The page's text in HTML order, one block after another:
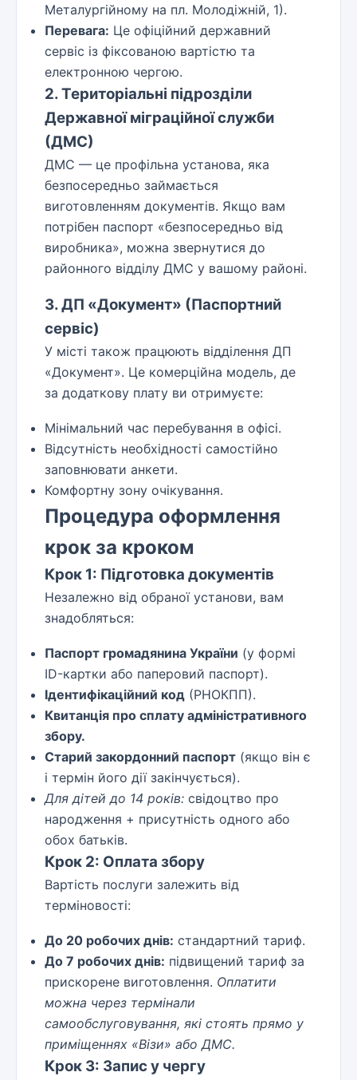
Металургійному на пл. Молодіжній, 1).
Перевага: Це офіційний державний
сервіс із фіксованою вартістю та
електронною чергою.
2. Територіальні підрозділи
Державної міграційної служби
(ДМС)
ДМС — це профільна установа, яка
безпосередньо займається
виготовленням документів. Якщо вам
потрібен паспорт «безпосередньо від
виробника», можна звернутися до
районного відділу ДМС у вашому районі.
3. ДП «Документ» (Паспортний
сервіс)
У місті також працюють відділення ДП
«Документ». Це комерційна модель, де
за додаткову плату ви отримуєте:
Мінімальний час перебування в офісі.
Відсутність необхідності самостійно
заповнювати анкети.
Комфортну зону очікування.
Процедура оформлення
крок за кроком
Крок 1: Підготовка документів
Незалежно від обраної установи, вам
знадобляться:
Паспорт громадянина України (у формі
ID-картки або паперовий паспорт).
Ідентифікаційний код (РНОКПП).
Квитанція про сплату адміністративного
збору.
Старий закордонний паспорт (якщо він є
і термін його дії закінчується).
Для дітей до 14 років: свідоцтво про
народження + присутність одного або
обох батьків.
Крок 2: Оплата збору
Вартість послуги залежить від
терміновості:
До 20 робочих днів: стандартний тариф.
До 7 робочих днів: підвищений тариф за
прискорене виготовлення. Оплатити
можна через термінали
самообслуговування, які стоять прямо у
приміщеннях «Візи» або ДМС.
Крок 3: Запис у чергу